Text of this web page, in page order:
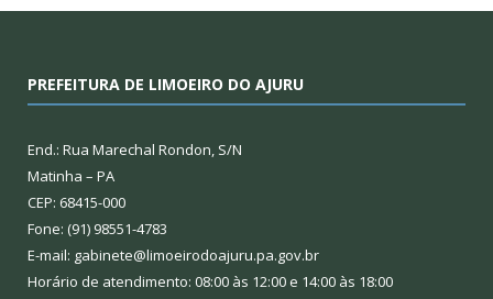
PREFEITURA DE LIMOEIRO DO AJURU
End.: Rua Marechal Rondon, S/N
Matinha – PA
CEP: 68415-000
Fone: (91) 98551-4783
E-mail: gabinete@limoeirodoajuru.pa.gov.br
Horário de atendimento: 08:00 às 12:00 e 14:00 às 18:00